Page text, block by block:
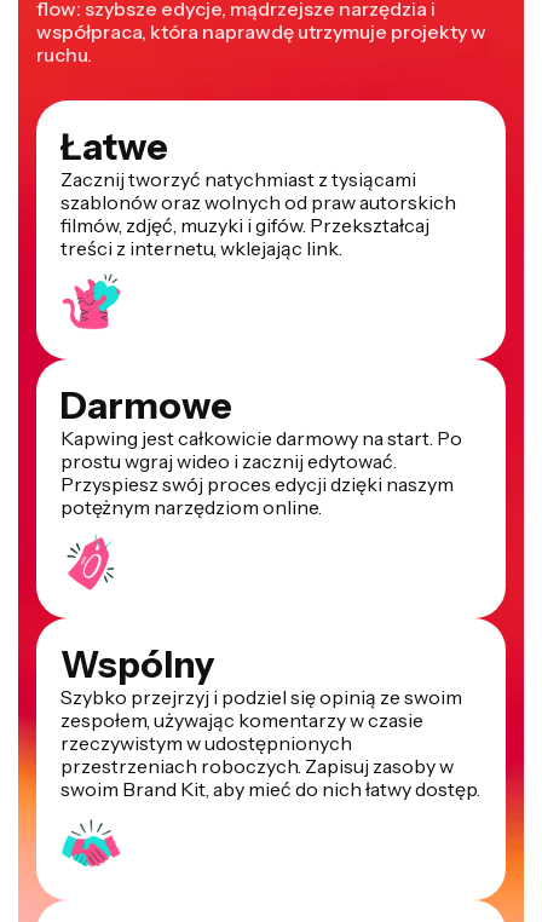
flow: szybsze edycje, mądrzejsze narzędzia i
współpraca, która naprawdę utrzymuje projekty w
ruchu.
Łatwe
Zacznij tworzyć natychmiast z tysiącami
szablonów oraz wolnych od praw autorskich
filmów, zdjęć, muzyki i gifów. Przekształcaj
treści z internetu, wklejając link.
Darmowe
Kapwing jest całkowicie darmowy na start. Po
prostu wgraj wideo i zacznij edytować.
Przyspiesz swój proces edycji dzięki naszym
potężnym narzędziom online.
Wspólny
Szybko przejrzyj i podziel się opinią ze swoim
zespołem, używając komentarzy w czasie
rzeczywistym w udostępnionych
przestrzeniach roboczych. Zapisuj zasoby w
swoim Brand Kit, aby mieć do nich łatwy dostęp.